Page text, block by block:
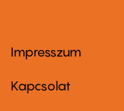
Footer
first
Impresszum
Kapcsolat